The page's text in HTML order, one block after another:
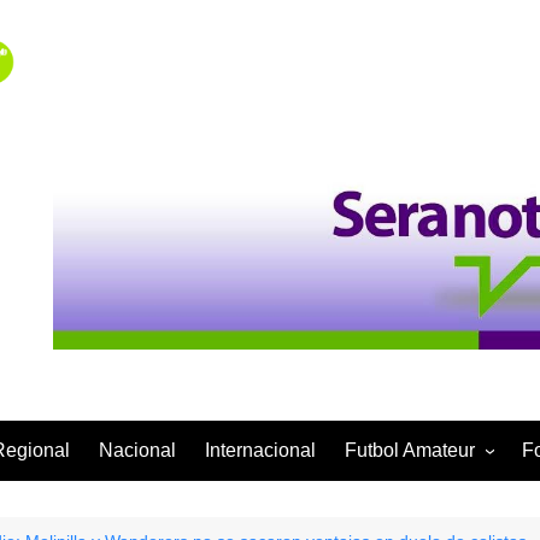
Nacional Internacional Futbol Amateur